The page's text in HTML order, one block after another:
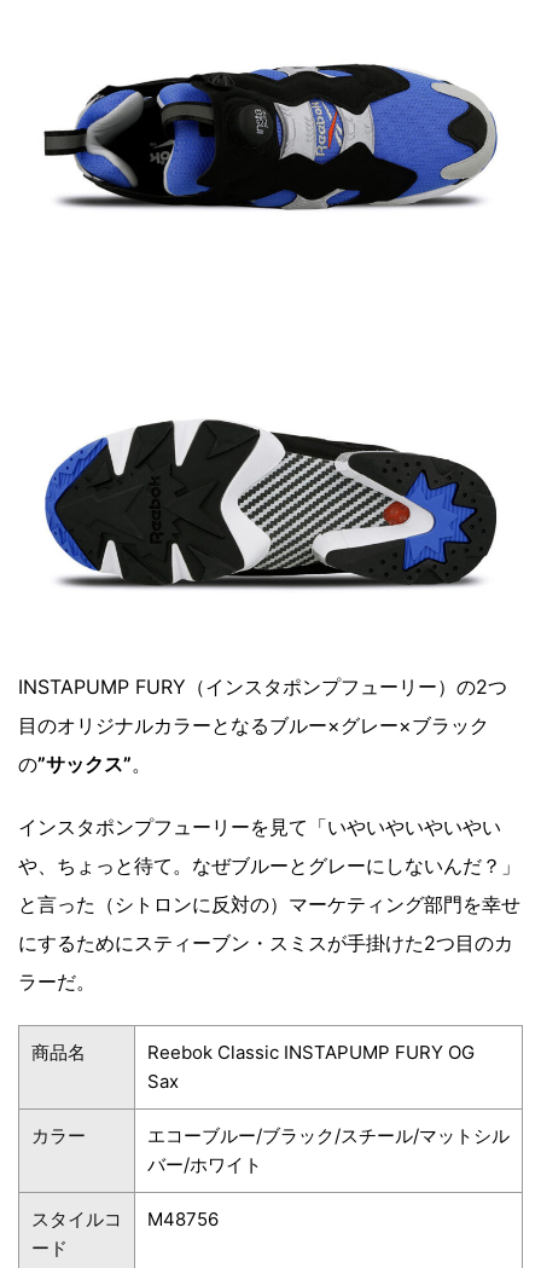
INSTAPUMP FURY（インスタポンプフューリー）の2つ
目のオリジナルカラーとなるブルー×グレー×ブラック
の”サックス”。
インスタポンプフューリーを見て「いやいやいやいやい
や、ちょっと待て。なぜブルーとグレーにしないんだ？」
と言った（シトロンに反対の）マーケティング部門を幸せ
にするためにスティーブン・スミスが手掛けた2つ目のカ
ラーだ。
商品名
Reebok Classic INSTAPUMP FURY OG
Sax
カラー
エコーブルー/ブラック/スチール/マットシル
バー/ホワイト
スタイルコ
ード
M48756